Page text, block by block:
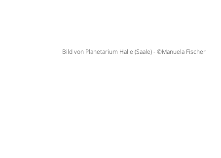
Bild von Planetarium Halle (Saale) - ©Manuela Fischer